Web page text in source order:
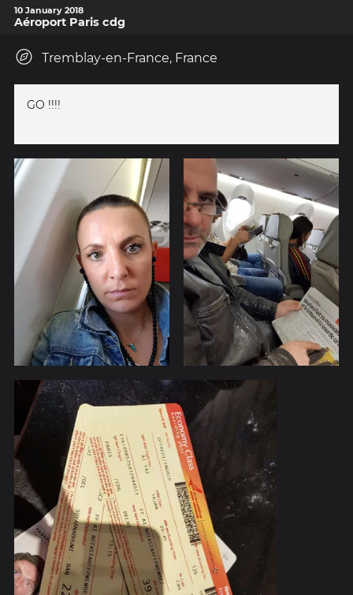
10 January 2018
Aéroport Paris cdg
Tremblay-en-France, France
GO !!!!